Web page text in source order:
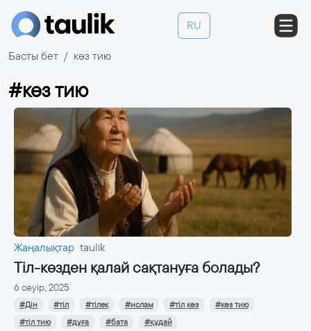
RU
Басты бет көз тию
#көз тию
Жаңалықтар taulik
Тіл-көзден қалай сақтануға болады?
6 сәуір, 2025
#Дін #тіл #тілек #ислам #тіл көз
#көз тию
#тіл тию
#дұға #бата #құдай